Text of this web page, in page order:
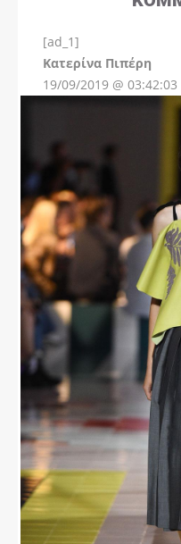
[ad_1]
Kατερίνα Πιπέρη
19/09/2019 @ 03:42:03